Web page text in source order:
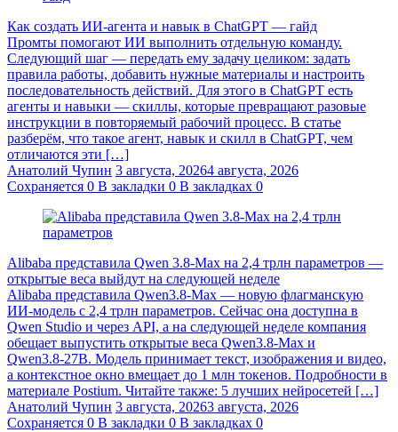
Как создать ИИ-агента и навык в ChatGPT — гайд
Промты помогают ИИ выполнить отдельную команду.
Следующий шаг — передать ему задачу целиком: задать
правила работы, добавить нужные материалы и настроить
последовательность действий. Для этого в ChatGPT есть
агенты и навыки — скиллы, которые превращают разовые
инструкции в повторяемый рабочий процесс. В статье
разберём, что такое агент, навык и скилл в ChatGPT, чем
отличаются эти […]
Анатолий Чупин 3 августа, 20264 августа, 2026
Сохраняется 0 В закладки 0 В закладках 0
Alibaba представила Qwen 3.8‑Max на 2,4 трлн параметров —
открытые веса выйдут на следующей неделе
Alibaba представила Qwen3.8‑Max — новую флагманскую
ИИ-модель с 2,4 трлн параметров. Сейчас она доступна в
Qwen Studio и через API, а на следующей неделе компания
обещает выпустить открытые веса Qwen3.8‑Max и
Qwen3.8‑27B. Модель принимает текст, изображения и видео,
а контекстное окно вмещает до 1 млн токенов. Подробности в
материале Postium. Читайте также: 5 лучших нейросетей […]
Анатолий Чупин 3 августа, 20263 августа, 2026
Сохраняется 0 В закладки 0 В закладках 0